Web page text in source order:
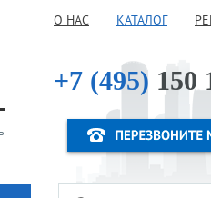
О НАС КАТАЛОГ
+7 (495) 150